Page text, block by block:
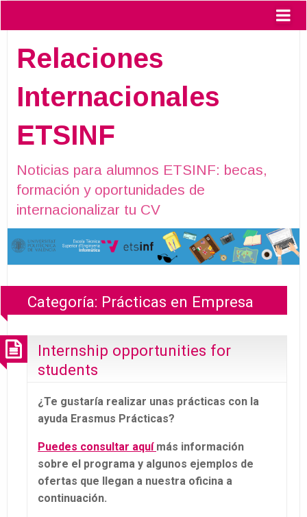
Relaciones
Internacionales
ETSINF
Noticias para alumnos ETSINF: becas,
formación y oportunidades de
internacionalizar tu CV
Categoría: Prácticas en Empresa
Internship opportunities for
students
¿Te gustaría realizar unas prácticas con la
ayuda Erasmus Prácticas?
Puedes consultar aquí más información
sobre el programa y algunos ejemplos de
ofertas que llegan a nuestra oficina a
continuación.